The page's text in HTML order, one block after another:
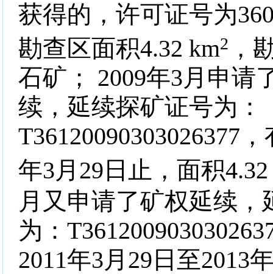
获得的，许可证号为
勘查区面积4.32 km2
，
石矿；
2009年3月申请
续，延续探矿证号为：
T36120090303026377
年3月 29 日止，面积
月又申请了矿权延续，
为：
2011年3月 29 日至2013